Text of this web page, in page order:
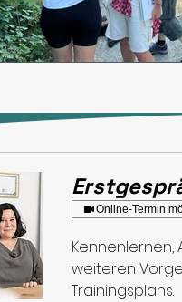
Online-Termin
Kennenlernen,
weiteren
Trainingsplans.